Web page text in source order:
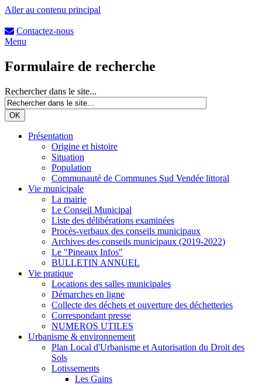
Aller au contenu principal
Contactez-nous
Menu
Formulaire de recherche
Rechercher dans le site...
Présentation
Origine et histoire
Situation
Population
Communauté de Communes Sud Vendée littoral
Vie municipale
La mairie
Le Conseil Municipal
Liste des délibérations examinées
Procès-verbaux des conseils municipaux
Archives des conseils municipaux (2019-2022)
Le "Pineaux Infos"
BULLETIN ANNUEL
Vie pratique
Locations des salles municipales
Démarches en ligne
Collecte des déchets et ouverture des déchetteries
Correspondant presse
NUMEROS UTILES
Urbanisme & environnement
Plan Local d'Urbanisme et Autorisation du Droit des
Sols
Lotissements
Les Gains